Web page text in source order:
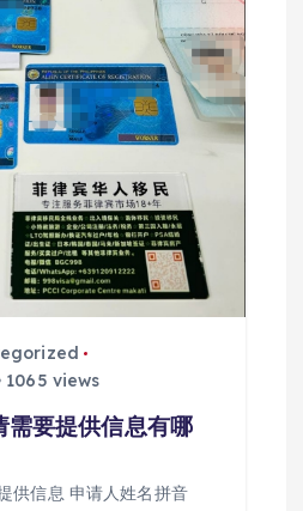
1065 views
要提供信息有哪
供信息 申请人姓名拼音